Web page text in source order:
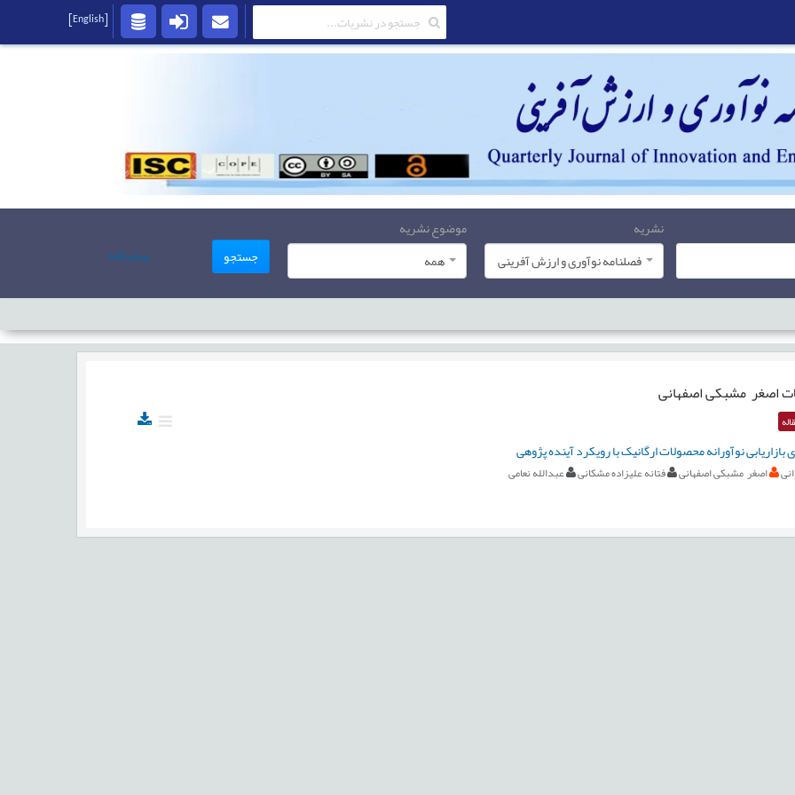
نشریه
فصلنامه نوآوری و ارزش آفرینی
موضوع نشریه
همه
جستجو پیشرفته
اصغر مشبکی اصفهانی
بازاریابی نوآورانه محصولات ارگانیک با رویکرد آینده پژوهی
اصغر مشبکی اصفهانی فتانه علیزاده مشکانی عبدالله نعامی
[English]